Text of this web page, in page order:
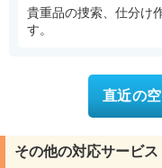
貴重品の捜索、仕分け
す。
直近の
その他の対応サービス